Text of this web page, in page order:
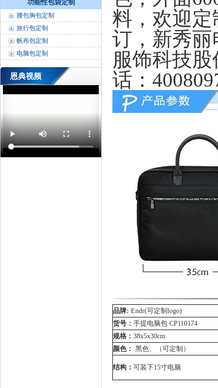
功能性包袋定制
腰包胸包定制
旅行包定制
帆布包定制
电脑包定制
恩典视频
料，欢迎定
订，新秀
服饰科技
话：
品牌: Endr(可定制logo)
货号： 手提电脑包 CP110174
规格： 38x5x30cm
颜色： 黑色、（可定制）
结构： 可装下15寸电脑